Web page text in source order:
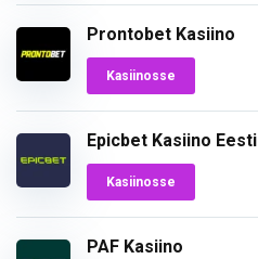
Prontobet Kasiino
Kasiinosse
Epicbet Kasiino Eesti
Kasiinosse
PAF Kasiino